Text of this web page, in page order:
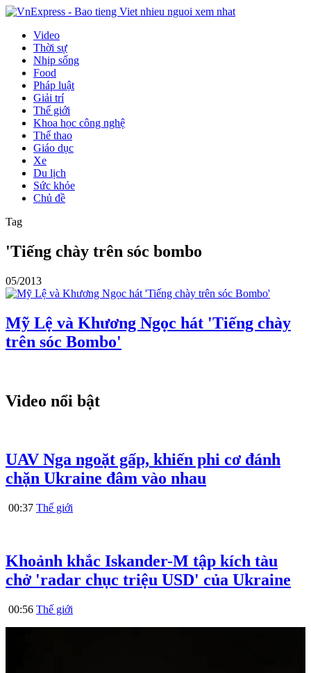
Video
Thời sự
Nhịp sống
Food
Pháp luật
Giải trí
Thế giới
Khoa học công nghệ
Thể thao
Giáo dục
Xe
Du lịch
Sức khỏe
Chủ đề
Tag
'Tiếng chày trên sóc bombo
05/2013
Mỹ Lệ và Khương Ngọc hát 'Tiếng chày
trên sóc Bombo'
Video nổi bật
UAV Nga ngoặt gấp, khiến phi cơ đánh
chặn Ukraine đâm vào nhau
00:37 Thế giới
Khoảnh khắc Iskander-M tập kích tàu
chở 'radar chục triệu USD' của Ukraine
00:56 Thế giới